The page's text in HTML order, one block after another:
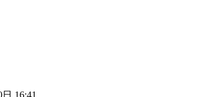
16:41